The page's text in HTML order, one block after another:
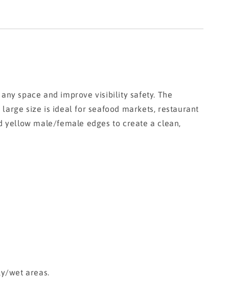
space and improve visibility safety. The
size is ideal for seafood markets, restaurant
yellow male/female edges to create a clean,
wet areas.